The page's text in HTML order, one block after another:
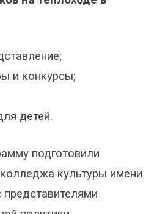
и конкурсы;
детей.
подготовили
культуры имени